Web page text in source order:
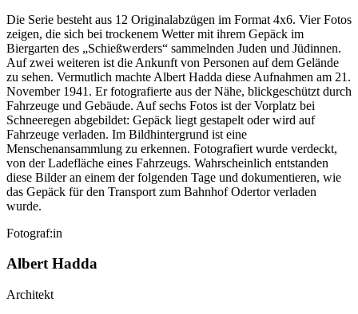
Die Serie besteht aus 12 Originalabzügen im Format 4x6. Vier Fotos
zeigen, die sich bei trockenem Wetter mit ihrem Gepäck im
Biergarten des „Schießwerders“ sammelnden Juden und Jüdinnen.
Auf zwei weiteren ist die Ankunft von Personen auf dem Gelände
zu sehen. Vermutlich machte Albert Hadda diese Aufnahmen am 21.
November 1941. Er fotografierte aus der Nähe, blickgeschützt durch
Fahrzeuge und Gebäude. Auf sechs Fotos ist der Vorplatz bei
Schneeregen abgebildet: Gepäck liegt gestapelt oder wird auf
Fahrzeuge verladen. Im Bildhintergrund ist eine
Menschenansammlung zu erkennen. Fotografiert wurde verdeckt,
von der Ladefläche eines Fahrzeugs. Wahrscheinlich entstanden
diese Bilder an einem der folgenden Tage und dokumentieren, wie
das Gepäck für den Transport zum Bahnhof Odertor verladen
wurde.
Fotograf:in
Albert Hadda
Architekt